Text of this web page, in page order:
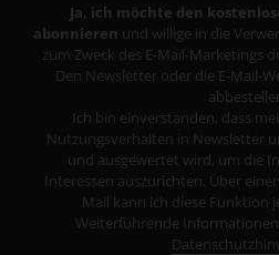
Ja, ich möchte den
abonnieren und willige in die
zum Zweck des E-Mail-Marketings
Den Newsletter oder die E-Mail-
Ich bin einverstanden, dass
Nutzungsverhalten in Newsletter
und ausgewertet wird, um die
Interessen auszurichten. Über
Mail kann ich diese Funktion
Weiterführende